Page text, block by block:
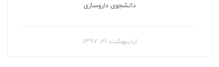
دانشجوی داروسازی
اردیبهشت ۲۱, ۱۳۹۷